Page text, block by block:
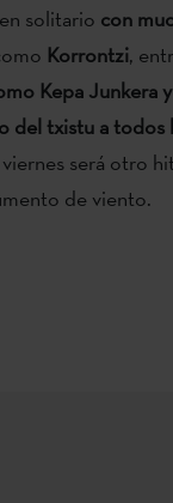
solitario con
Korrontzi,
Kepa Junkera
del txistu a todos
será otro
de viento.